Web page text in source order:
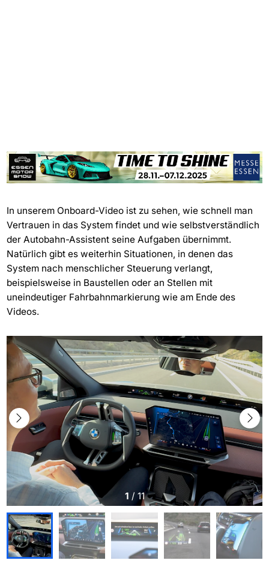
In unserem Onboard-Video ist zu sehen, wie schnell man
Vertrauen in das System findet und wie selbstverständlich
der Autobahn-Assistent seine Aufgaben übernimmt.
Natürlich gibt es weiterhin Situationen, in denen das
System nach menschlicher Steuerung verlangt,
beispielsweise in Baustellen oder an Stellen mit
uneindeutiger Fahrbahnmarkierung wie am Ende des
Videos.
1 / 11